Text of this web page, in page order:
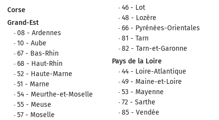
Corse
Grand-Est
08 - Ardennes
10 - Aube
67 - Bas-Rhin
68 - Haut-Rhin
52 - Haute-Marne
51 - Marne
54 - Meurthe-et-Moselle
55 - Meuse
57 - Moselle
46 - Lot
48 - Lozère
66 - Pyrénées-Orientales
81 - Tarn
82 - Tarn-et-Garonne
Pays de la Loire
44 - Loire-Atlantique
49 - Maine-et-Loire
53 - Mayenne
72 - Sarthe
85 - Vendée